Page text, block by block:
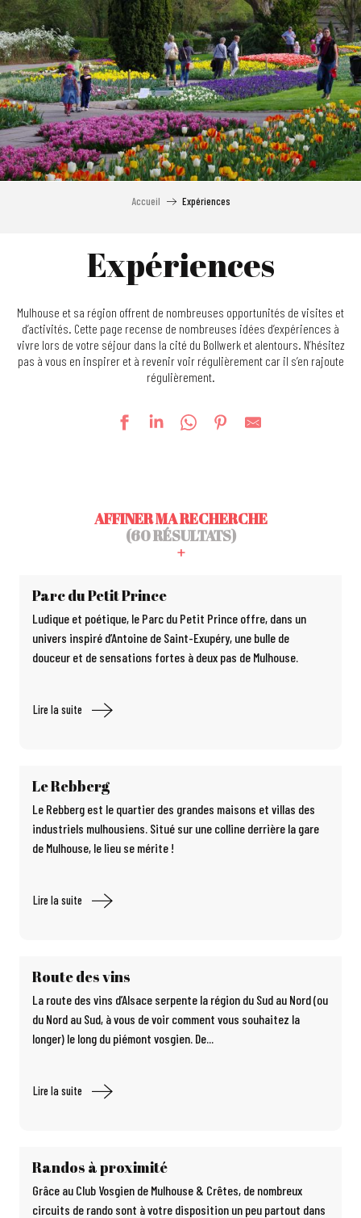
Aller
au
contenu
principal
Accueil Expériences
Expériences
Mulhouse et sa région offrent de nombreuses opportunités de visites et
d’activités. Cette page recense de nombreuses idées d’expériences à
vivre lors de votre séjour dans la cité du Bollwerk et alentours. N’hésitez
pas à vous en inspirer et à revenir voir régulièrement car il s’en rajoute
régulièrement.
AFFINER MA RECHERCHE
(60 RÉSULTATS)
Parc du Petit Prince
Ludique et poétique, le Parc du Petit Prince offre, dans un
univers inspiré d’Antoine de Saint-Exupéry, une bulle de
douceur et de sensations fortes à deux pas de Mulhouse.
Lire la suite
Le Rebberg
Le Rebberg est le quartier des grandes maisons et villas des
industriels mulhousiens. Situé sur une colline derrière la gare
de Mulhouse, le lieu se mérite !
Lire la suite
Route des vins
La route des vins d’Alsace serpente la région du Sud au Nord (ou
du Nord au Sud, à vous de voir comment vous souhaitez la
longer) le long du piémont vosgien. De...
Lire la suite
Randos à proximité
Grâce au Club Vosgien de Mulhouse & Crêtes, de nombreux
circuits de rando sont à votre disposition un peu partout dans